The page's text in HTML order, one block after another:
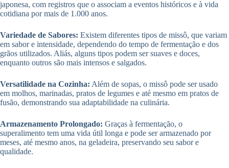
japonesa, com registros que o associam a eventos históricos e à vida
cotidiana por mais de 1.000 anos.
Variedade de Sabores: Existem diferentes tipos de missô, que variam
em sabor e intensidade, dependendo do tempo de fermentação e dos
grãos utilizados. Aliás, alguns tipos podem ser suaves e doces,
enquanto outros são mais intensos e salgados.
Versatilidade na Cozinha: Além de sopas, o missô pode ser usado
em molhos, marinadas, pratos de legumes e até mesmo em pratos de
fusão, demonstrando sua adaptabilidade na culinária.
Armazenamento Prolongado: Graças à fermentação, o
superalimento tem uma vida útil longa e pode ser armazenado por
meses, até mesmo anos, na geladeira, preservando seu sabor e
qualidade.